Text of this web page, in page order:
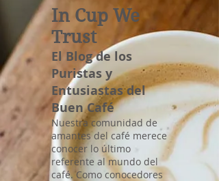
In Cup We
Trust
El Blog de los
Puristas y
Entusiastas del
Buen Café
Nuestra comunidad de
amantes del café merece
conocer lo último
referente al mundo del
café. Como conocedores